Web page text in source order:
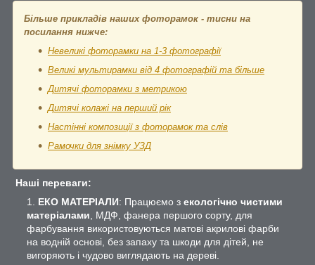
Більше прикладів наших фоторамок - тисни на
посилання нижче:
Невеликі фоторамки на 1-3 фотографії
Великі мультирамки від 4 фотографій та більше
Дитячі фоторамки з метрикою
Дитячі колажі на перший рік
Настінні композиції з фоторамок та слів
Рамочки для знімку УЗД
Наші переваги:
ЕКО МАТЕРІАЛИ: Працюємо з екологічно чистими
матеріалами , МДФ, фанера першого сорту, для
фарбування використовуються матові акрилові фарби
на водній основі, без запаху та шкоди для дітей, не
вигоряють і чудово виглядають на дереві.